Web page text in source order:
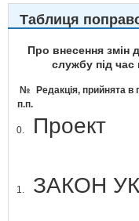
Таблиця
Про внесення змін
службу під час
№
п.п.
Редакція, прийнята
0. Проект
1. ЗАКОН